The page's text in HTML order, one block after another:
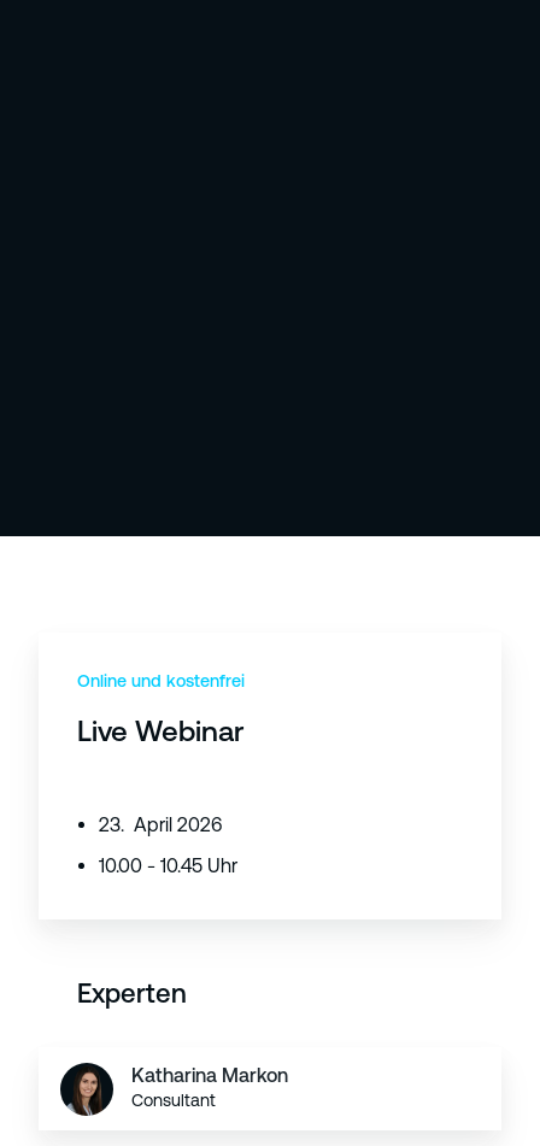
Online und kostenfrei
Live Webinar
23. April 2026
10.00 - 10.45 Uhr
Experten
Katharina Markon
Consultant